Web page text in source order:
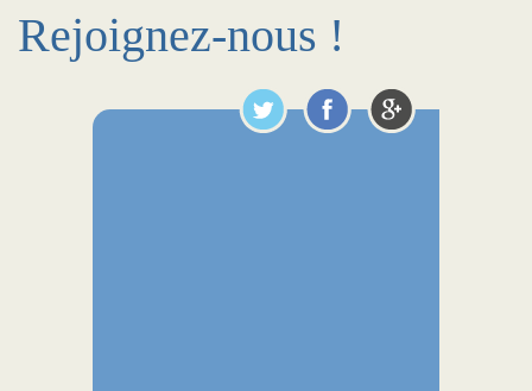
Rejoignez-nous !